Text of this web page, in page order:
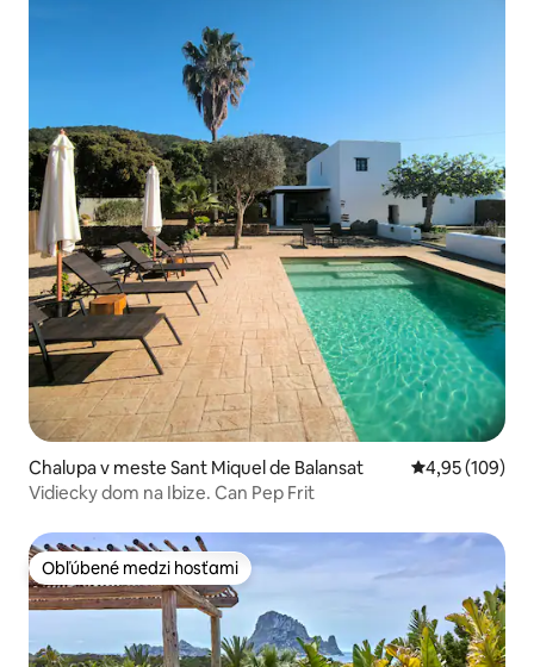
Chalupa v meste Sant Miquel de Balansat Priemerné
4,95 (109)
Vidiecky dom na Ibize. Can Pep Frit
Obľúbené medzi hosťami
Obľúbené medzi hosťami